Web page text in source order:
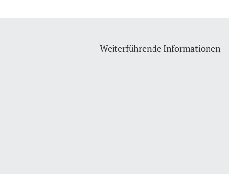
Weiterführende Informationen